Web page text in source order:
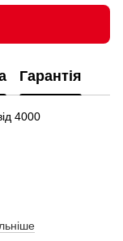
Гарантія
4000